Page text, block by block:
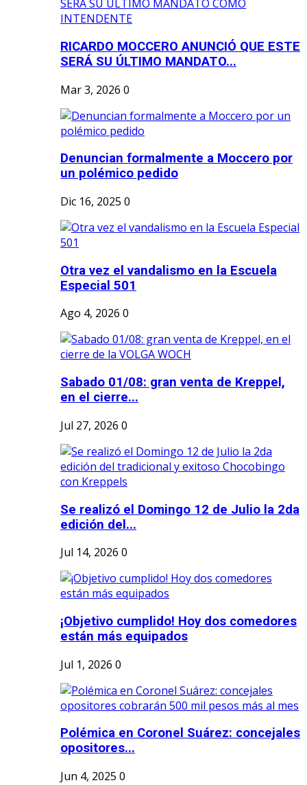
RICARDO MOCCERO ANUNCIÓ QUE ESTE
SERÁ SU ÚLTIMO MANDATO...
Mar 3, 2026 0
Denuncian formalmente a Moccero por
un polémico pedido
Dic 16, 2025 0
Otra vez el vandalismo en la Escuela
Especial 501
Ago 4, 2026 0
Sabado 01/08: gran venta de Kreppel,
en el cierre...
Jul 27, 2026 0
Se realizó el Domingo 12 de Julio la 2da
edición del...
Jul 14, 2026 0
¡Objetivo cumplido! Hoy dos comedores
están más equipados
Jul 1, 2026 0
Polémica en Coronel Suárez: concejales
opositores...
Jun 4, 2025 0